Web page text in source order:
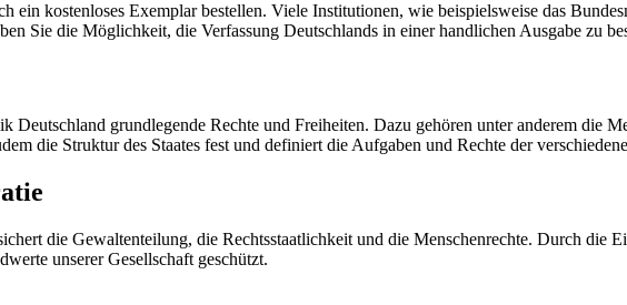
ein kostenloses Exemplar bestellen. Viele Institutionen, wie beispielsweise das
Sie die Möglichkeit, die Verfassung Deutschlands in einer handlichen Ausgabe zu
Deutschland grundlegende Rechte und Freiheiten. Dazu gehören unter anderem die
die Struktur des Staates fest und definiert die Aufgaben und Rechte der
die Gewaltenteilung, die Rechtsstaatlichkeit und die Menschenrechte. Durch die
unserer Gesellschaft geschützt.